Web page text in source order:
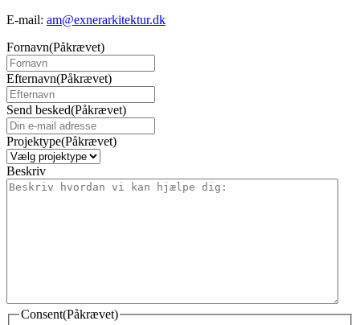
E-mail: am@exnerarkitektur.dk
Fornavn(Påkrævet)
Efternavn(Påkrævet)
Send besked(Påkrævet)
Projektype(Påkrævet)
Beskriv
Consent(Påkrævet)